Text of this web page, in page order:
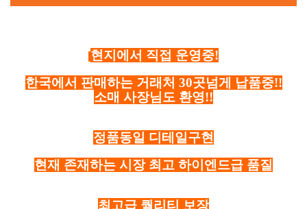
현지에서 직접 운영중!
한국에서 판매하는 거래처 30곳넘게 납품중!!
소매 사장님도 환영!!
정품동일 디테일구현
현재 존재하는 시장 최고 하이엔드급 품질
최고급 퀄리티 보장